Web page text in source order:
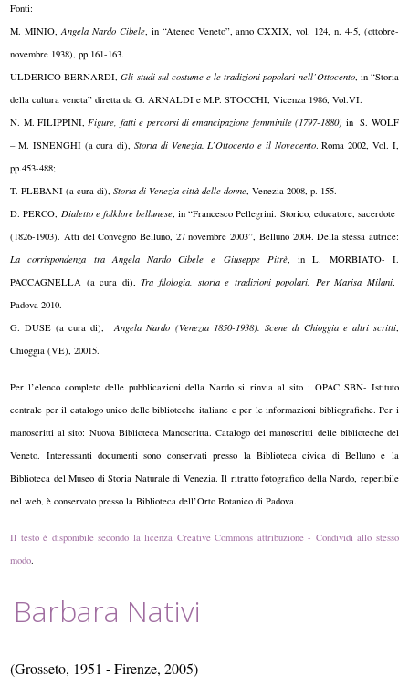
Fonti:
M. MINIO,Angela Nardo Cibele, in “Ateneo Veneto”, anno CXXIX, vol. 124, n. 4-5, (ottobre-
novembre 1938), pp.161-163.
ULDERICO BERNARDI,Gli studi sul costume e le tradizioni popolari nell’Ottocento, in “Storia
della cultura veneta” diretta da G. ARNALDI e M.P. STOCCHI, Vicenza 1986, Vol.VI.
N. M. FILIPPINI, Figure, fatti e percorsi di emancipazione femminile (1797-1880) in S. WOLF
– M. ISNENGHI (a cura di), Storia di Venezia. L’Ottocento e il Novecento. Roma 2002, Vol. I,
pp.453-488;
T. PLEBANI (a cura di),Storia di Venezia città delle donne , Venezia 2008, p. 155.
D. PERCO, Dialetto e folklore bellunese, in “Francesco Pellegrini. Storico, educatore, sacerdote
(1826-1903). Atti del Convegno Belluno, 27 novembre 2003”, Belluno 2004. Della stessa autrice:
La corrispondenza tra Angela Nardo Cibele e Giuseppe Pitrè, in L. MORBIATO- I.
PACCAGNELLA (a cura di),Tra filologia, storia e tradizioni popolari. Per Marisa Milani,
Padova 2010.
G. DUSE (a cura di),Angela Nardo (Venezia 1850-1938). Scene di Chioggia e altri scritti,
Chioggia (VE), 20015.
Per l’elenco completo delle pubblicazioni della Nardo si rinvia al sito : OPAC SBN- Istituto
centrale per il catalogo unico delle biblioteche italiane e per le informazioni bibliografiche. Per i
manoscritti al sito: Nuova Biblioteca Manoscritta. Catalogo dei manoscritti delle biblioteche del
Veneto. Interessanti documenti sono conservati presso la Biblioteca civica di Belluno e la
Biblioteca del Museo di Storia Naturale di Venezia. Il ritratto fotografico della Nardo, reperibile
nel web, è conservato presso la Biblioteca dell’Orto Botanico di Padova.
Il testo è disponibile secondo la licenza Creative Commons attribuzione - Condividi allo stesso
modo
Barbara Nativi
(Grosseto, 1951 - Firenze, 2005)